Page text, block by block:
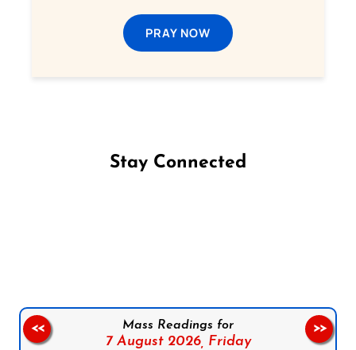
PRAY NOW
Stay Connected
Mass Readings for
7 August 2026, Friday
<< >>